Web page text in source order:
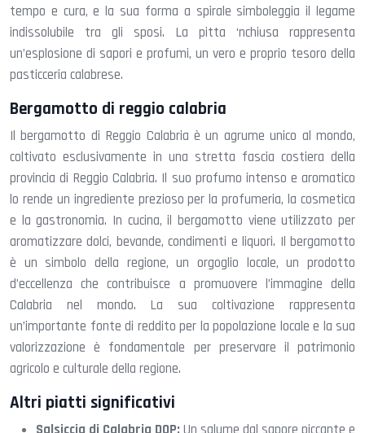
tempo e cura, e la sua forma a spirale simboleggia il legame
indissolubile tra gli sposi. La pitta ‘nchiusa rappresenta
un’esplosione di sapori e profumi, un vero e proprio tesoro della
pasticceria calabrese.
Bergamotto di reggio calabria
Il bergamotto di Reggio Calabria è un agrume unico al mondo,
coltivato esclusivamente in una stretta fascia costiera della
provincia di Reggio Calabria. Il suo profumo intenso e aromatico
lo rende un ingrediente prezioso per la profumeria, la cosmetica
e la gastronomia. In cucina, il bergamotto viene utilizzato per
aromatizzare dolci, bevande, condimenti e liquori. Il bergamotto
è un simbolo della regione, un orgoglio locale, un prodotto
d’eccellenza che contribuisce a promuovere l’immagine della
Calabria nel mondo. La sua coltivazione rappresenta
un’importante fonte di reddito per la popolazione locale e la sua
valorizzazione è fondamentale per preservare il patrimonio
agricolo e culturale della regione.
Altri piatti significativi